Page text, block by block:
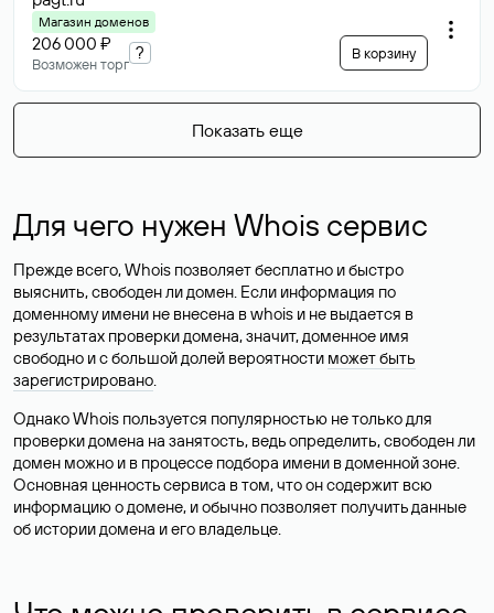
Магазин доменов
206 000 ₽
Возможен торг
? В корзину
Показать еще
Для чего нужен Whois сервис
Прежде всего, Whois позволяет бесплатно и быстро
выяснить, свободен ли домен. Если информация по
доменному имени не внесена в whois и не выдается в
результатах проверки домена, значит, доменное имя
свободно и с большой долей вероятности может быть
зарегистрировано.
Однако Whois пользуется популярностью не только для
проверки домена на занятость, ведь определить, свободен ли
домен можно и в процессе подбора имени в доменной зоне.
Основная ценность сервиса в том, что он содержит всю
информацию о домене, и обычно позволяет получить данные
об истории домена и его владельце.